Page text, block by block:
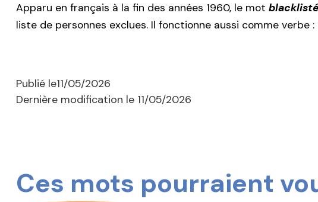
Apparu en français à la fin des années 1960, le mot blacklisté
liste de personnes exclues. Il fonctionne aussi comme verbe :
Publié le11/05/2026
Dernière modification le 11/05/2026
Ces mots pourraient